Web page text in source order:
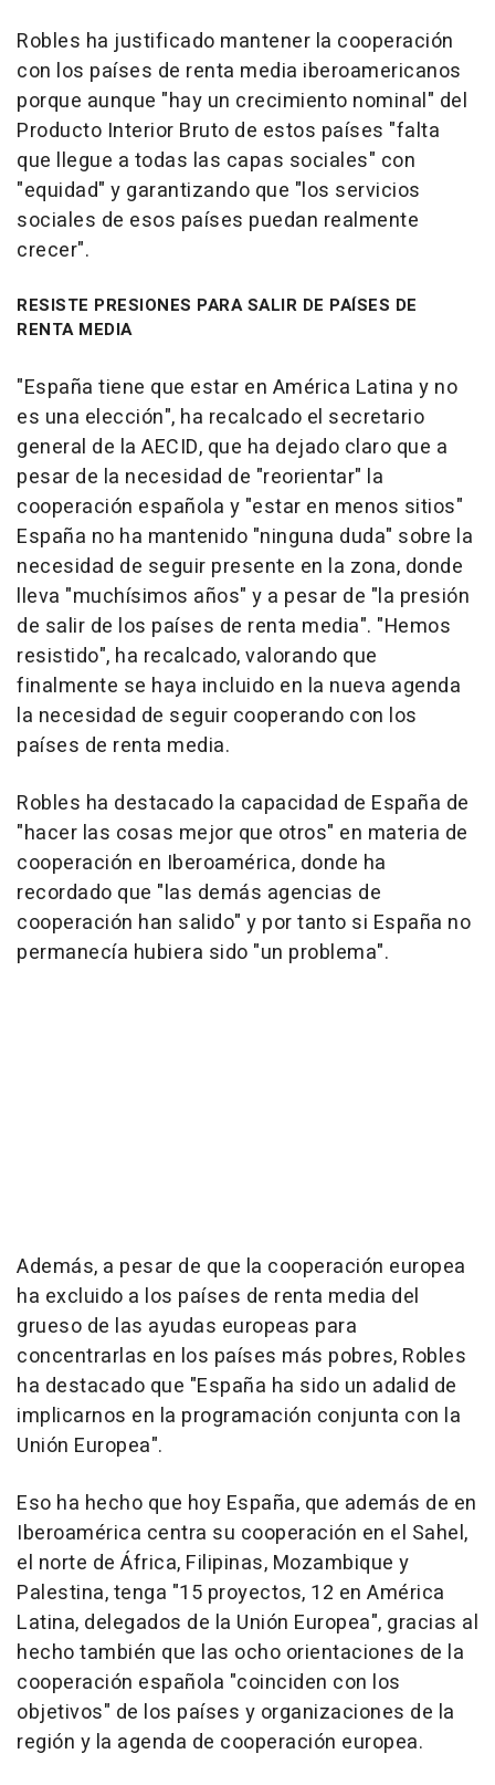
Robles ha justificado mantener la cooperación
con los países de renta media iberoamericanos
porque aunque "hay un crecimiento nominal" del
Producto Interior Bruto de estos países "falta
que llegue a todas las capas sociales" con
"equidad" y garantizando que "los servicios
sociales de esos países puedan realmente
crecer".
RESISTE PRESIONES PARA SALIR DE PAÍSES DE
RENTA MEDIA
"España tiene que estar en América Latina y no
es una elección", ha recalcado el secretario
general de la AECID, que ha dejado claro que a
pesar de la necesidad de "reorientar" la
cooperación española y "estar en menos sitios"
España no ha mantenido "ninguna duda" sobre la
necesidad de seguir presente en la zona, donde
lleva "muchísimos años" y a pesar de "la presión
de salir de los países de renta media". "Hemos
resistido", ha recalcado, valorando que
finalmente se haya incluido en la nueva agenda
la necesidad de seguir cooperando con los
países de renta media.
Robles ha destacado la capacidad de España de
"hacer las cosas mejor que otros" en materia de
cooperación en Iberoamérica, donde ha
recordado que "las demás agencias de
cooperación han salido" y por tanto si España no
permanecía hubiera sido "un problema".
Además, a pesar de que la cooperación europea
ha excluido a los países de renta media del
grueso de las ayudas europeas para
concentrarlas en los países más pobres, Robles
ha destacado que "España ha sido un adalid de
implicarnos en la programación conjunta con la
Unión Europea".
Eso ha hecho que hoy España, que además de en
Iberoamérica centra su cooperación en el Sahel,
el norte de África, Filipinas, Mozambique y
Palestina, tenga "15 proyectos, 12 en América
Latina, delegados de la Unión Europea", gracias al
hecho también que las ocho orientaciones de la
cooperación española "coinciden con los
objetivos" de los países y organizaciones de la
región y la agenda de cooperación europea.